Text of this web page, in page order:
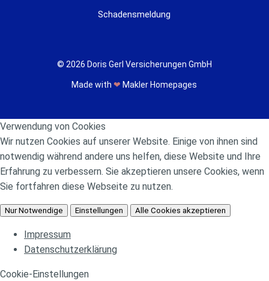
Schadensmeldung
© 2026 Doris Gerl Versicherungen GmbH
Made with❤ Makler Homepages
Verwendung von Cookies
Wir nutzen Cookies auf unserer Website. Einige von ihnen sind
notwendig während andere uns helfen, diese Website und Ihre
Erfahrung zu verbessern. Sie akzeptieren unsere Cookies, wenn
Sie fortfahren diese Webseite zu nutzen.
Nur Notwendige Einstellungen Alle Cookies akzeptieren
Impressum
Datenschutzerklärung
Cookie-Einstellungen